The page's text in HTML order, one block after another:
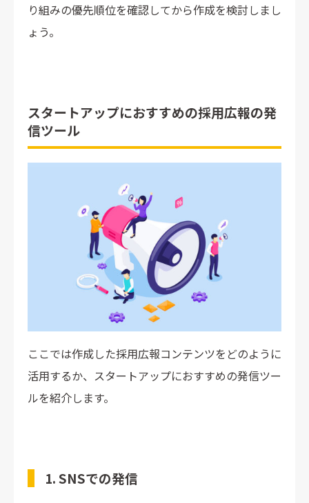
り組みの優先順位を確認してから作成を検討しまし
ょう。
スタートアップにおすすめの採用広報の発
信ツール
ここでは作成した採用広報コンテンツをどのように
活用するか、スタートアップにおすすめの発信ツー
ルを紹介します。
1. SNSでの発信